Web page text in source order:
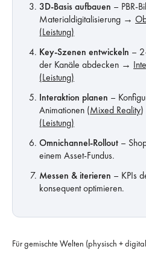
3D-Basis aufbauen – PBR-
Materialdigitalisierung →
(Leistung)
Key-Szenen entwickeln –
der Kanäle abdecken →
(Leistung)
Interaktion planen –
Animationen (Mixed Reality
(Leistung)
Omnichannel-Rollout –
einem Asset-Fundus.
Messen & iterieren – KPIs
konsequent optimieren.
Für gemischte Welten (physisch +